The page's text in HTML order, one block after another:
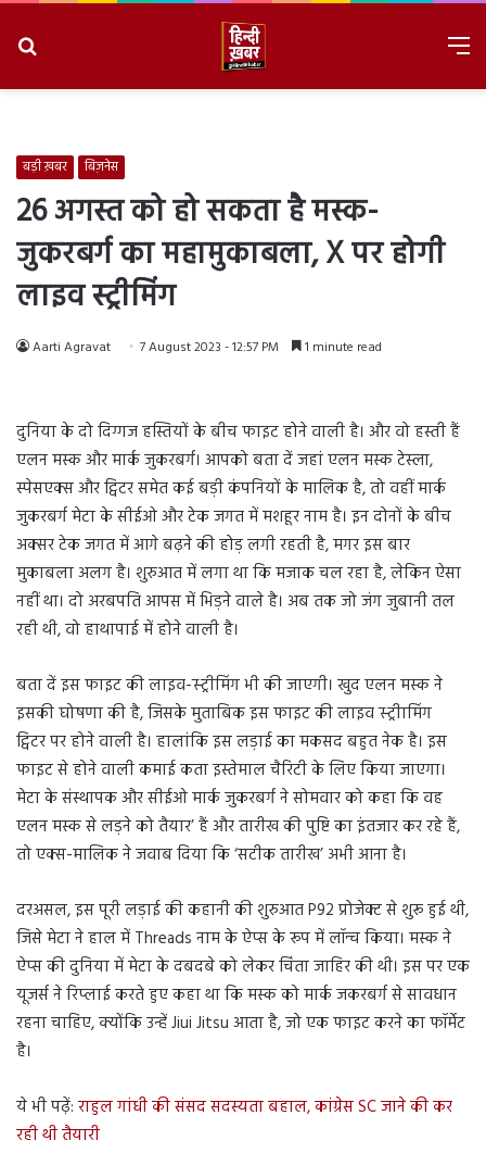
बड़ी ख़बर बिज़नेस
26 अगस्त को हो सकता है मस्क-
जुकरबर्ग का महामुकाबला, X पर होगी
लाइव स्ट्रीमिंग
Aarti Agravat 7 August 2023 - 12:57 PM 1 minute read
दुनिया के दो दिग्गज हस्तियों के बीच फाइट होने वाली है। और वो हस्ती हैं
एलन मस्क और मार्क जुकरबर्ग। आपको बता दें जहां एलन मस्क टेस्ला,
स्पेसएक्स और ट्विटर समेत कई बड़ी कंपनियों के मालिक है, तो वहीं मार्क
जुकरबर्ग मेटा के सीईओ और टेक जगत में मशहूर नाम है। इन दोनों के बीच
अक्सर टेक जगत में आगे बढ़ने की होड़ लगी रहती है, मगर इस बार
मुकाबला अलग है। शुरुआत में लगा था कि मजाक चल रहा है, लेकिन ऐसा
नहीं था। दो अरबपति आपस में भिड़ने वाले है। अब तक जो जंग जुबानी तल
रही थी, वो हाथापाई में होने वाली है।
बता दें इस फाइट की लाइव-स्ट्रीमिंग भी की जाएगी। खुद एलन मस्क ने
इसकी घोषणा की है, जिसके मुताबिक इस फाइट की लाइव स्ट्रीामिंग
ट्विटर पर होने वाली है। हालांकि इस लड़ाई का मकसद बहुत नेक है। इस
फाइट से होने वाली कमाई कता इस्तेमाल चैरिटी के लिए किया जाएगा।
मेटा के संस्थापक और सीईओ मार्क जुकरबर्ग ने सोमवार को कहा कि वह
एलन मस्क से लड़ने को तैयार’ हैं और तारीख की पुष्टि का इंतजार कर रहे हैं,
तो एक्स-मालिक ने जवाब दिया कि ‘सटीक तारीख’ अभी आना है।
दरअसल, इस पूरी लड़ाई की कहानी की शुरुआत P92 प्रोजेक्ट से शुरू हुई थी,
जिसे मेटा ने हाल में Threads नाम के ऐप्स के रूप में लॉन्च किया। मस्क ने
ऐप्स की दुनिया में मेटा के दबदबे को लेकर चिंता जाहिर की थी। इस पर एक
यूजर्स ने रिप्लाई करते हुए कहा था कि मस्क को मार्क जकरबर्ग से सावधान
रहना चाहिए, क्योंकि उन्हें Jiui Jitsu आता है, जो एक फाइट करने का फॉर्मेट
है।
ये भी पढ़ें: राहुल गांधी की संसद सदस्यता बहाल, कांग्रेस SC जाने की कर
रही थी तैयारी